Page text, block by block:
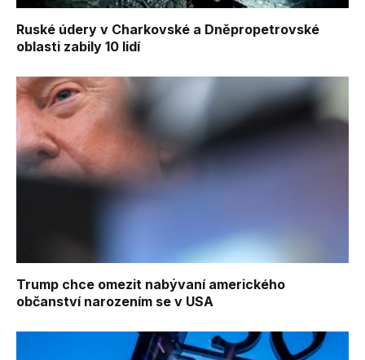
Ruské údery v Charkovské a Dněpropetrovské
oblasti zabily 10 lidí
Trump chce omezit nabývaní amerického
občanství narozením se v USA